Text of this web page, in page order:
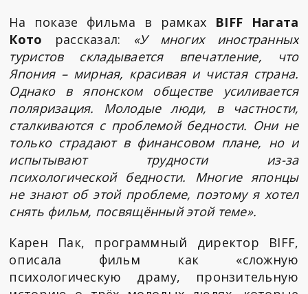
На показе фильма в рамках BIFF Нагата
Кото рассказал: «У многих иностранных
туристов складывается впечатление, что
Япония – мирная, красивая и чистая страна.
Однако в японском обществе усиливается
поляризация. Молодые люди, в частности,
сталкиваются с проблемой бедности. Они не
только страдают в финансовом плане, но и
испытывают трудности из-за
психологической бедности. Многие японцы
не знают об этой проблеме, поэтому я хотел
снять фильм, посвящённый этой теме».
Карен Пак, программный директор BIFF,
описала фильм как «сложную
психологическую драму, пронзительную